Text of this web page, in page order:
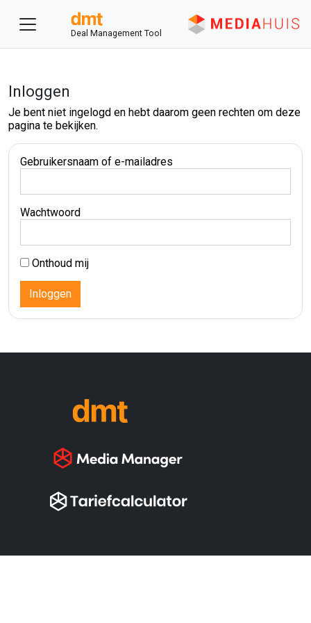
Deal Management Tool
Inloggen
Je bent niet ingelogd en hebt daarom geen rechten om deze
pagina te bekijken.
Gebruikersnaam of e-mailadres
Wachtwoord
Onthoud mij